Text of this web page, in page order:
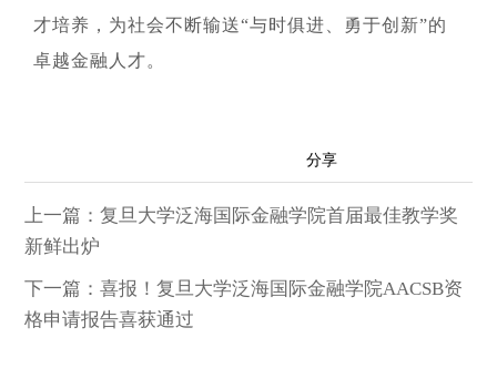
才培养，为社会不断输送“与时俱进、勇于创新”的
卓越金融人才。
分享
到：
上一篇：复旦大学泛海国际金融学院首届最佳教学奖
新鲜出炉
下一篇：喜报！复旦大学泛海国际金融学院AACSB资
格申请报告喜获通过